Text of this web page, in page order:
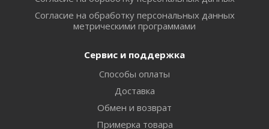
Согласие на обработку персональных данных
метрическими программами
Сервис и поддержка
Способы оплаты
Доставка
Обмен и возврат
Примерка товара